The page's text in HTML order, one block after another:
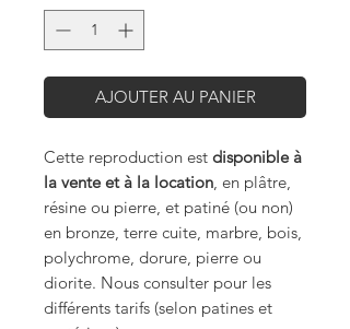
AJOUTER AU PANIER
Cette reproduction est disponible à
la vente et à la location, en plâtre,
résine ou pierre, et patiné (ou non)
en bronze, terre cuite, marbre, bois,
polychrome, dorure, pierre ou
diorite. Nous consulter pour les
différents tarifs (selon patines et